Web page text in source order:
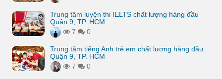
Trung tâm luyện thi IELTS chất lượng hàng đầu
Quận 9, TP. HCM
7
0
Trung tâm tiếng Anh trẻ em chất lượng hàng đầu
Quận 9, TP. HCM
7
0